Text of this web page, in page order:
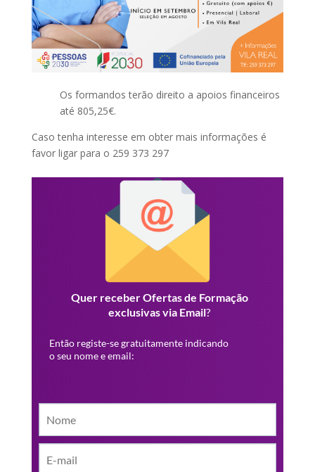
Os formandos terão direito a apoios financeiros
até 805,25€.
Caso tenha interesse em obter mais informações é
favor ligar para o 259 373 297